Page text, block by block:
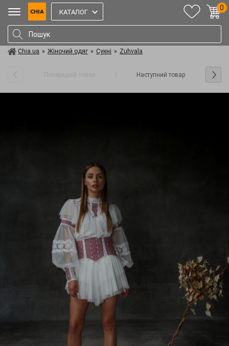
КАТАЛОГ
0
Chia.ua » Жіночий одяг » Сукні » Zuhvala
Наступний товар